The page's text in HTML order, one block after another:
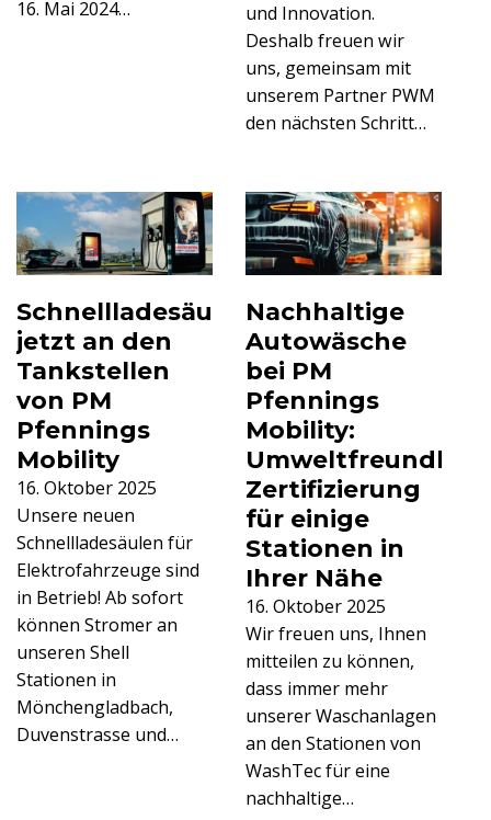
16. Mai 2024…
und Innovation.
Deshalb freuen wir
uns, gemeinsam mit
unserem Partner PWM
den nächsten Schritt…
Schnellladesäulen
jetzt an den
Tankstellen
von PM
Pfennings
Mobility
16. Oktober 2025
Unsere neuen
Schnellladesäulen für
Elektrofahrzeuge sind
in Betrieb! Ab sofort
können Stromer an
unseren Shell
Stationen in
Mönchengladbach,
Duvenstrasse und…
Nachhaltige
Autowäsche
bei PM
Pfennings
Mobility:
Zertifizierung
für einige
Stationen in
Ihrer Nähe
16. Oktober 2025
Wir freuen uns, Ihnen
mitteilen zu können,
dass immer mehr
unserer Waschanlagen
an den Stationen von
WashTec für eine
nachhaltige…